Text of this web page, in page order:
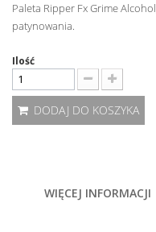
Paleta Ripper Fx Grime
patynowania.
Ilość
DODAJ DO KOSZYKA
WIĘCEJ INFORMACJI